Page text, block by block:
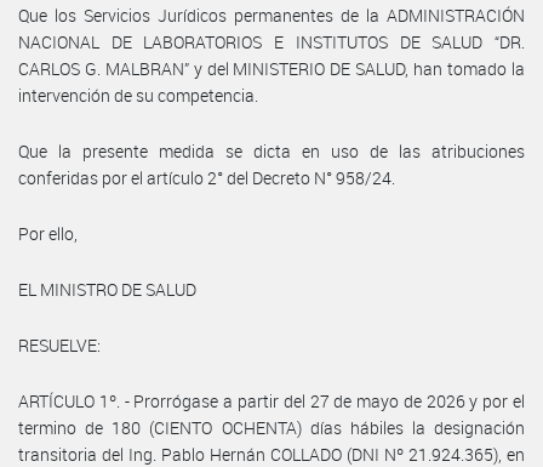
Que los Servicios Jurídicos permanentes de la ADMINISTRACIÓN
NACIONAL DE LABORATORIOS E INSTITUTOS DE SALUD “DR.
CARLOS G. MALBRAN” y del MINISTERIO DE SALUD, han tomado la
intervención de su competencia.
Que la presente medida se dicta en uso de las atribuciones
conferidas por el artículo 2° del Decreto N° 958/24.
Por ello,
EL MINISTRO DE SALUD
RESUELVE:
ARTÍCULO 1º. - Prorrógase a partir del 27 de mayo de 2026 y por el
termino de 180 (CIENTO OCHENTA) días hábiles la designación
transitoria del Ing. Pablo Hernán COLLADO (DNI Nº 21.924.365), en